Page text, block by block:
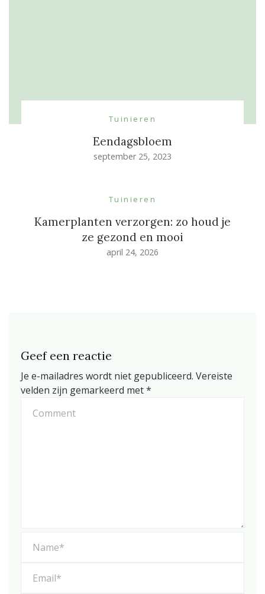
Tuinieren
Eendagsbloem
september 25, 2023
Tuinieren
Kamerplanten verzorgen: zo houd je
ze gezond en mooi
april 24, 2026
Geef een reactie
Je e-mailadres wordt niet gepubliceerd. Vereiste
velden zijn gemarkeerd met*